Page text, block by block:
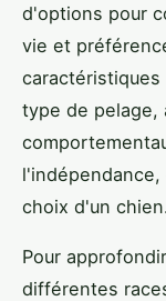
d'options pour
vie et
type de pelage,
choix d'un chien.
Pour
différentes